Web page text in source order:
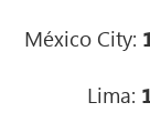
México City:
Lima: